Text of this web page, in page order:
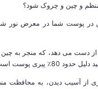
و چین و چروک شود؟
در پوست شما در معرض نور
از دست می دهد، که منجر به
پیری پوست است.
از آسیب دیدن، به محافظت